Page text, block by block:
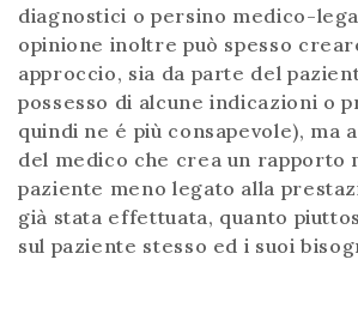
diagnostici o persino medico-
opinione inoltre può spesso
approccio, sia da parte del
possesso di alcune indicazioni o
quindi ne é più consapevole), ma
del medico che crea un rapporto
paziente meno legato alla
già stata effettuata, quanto
sul paziente stesso ed i suoi